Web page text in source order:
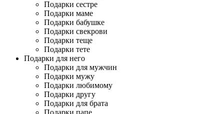
Подарки сестре
Подарки маме
Подарки бабушке
Подарки свекрови
Подарки теще
Подарки тете
Подарки для него
Подарки для мужчин
Подарки мужу
Подарки любимому
Подарки другу
Подарки для брата
Подарки папе